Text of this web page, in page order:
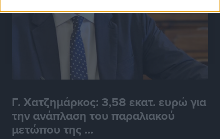
Γ. Χατζημάρκος: 3,58 εκατ. ευρώ για
την ανάπλαση του παραλιακού
μετώπου της ...